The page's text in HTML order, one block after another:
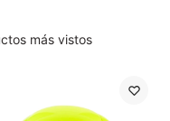
más vistos